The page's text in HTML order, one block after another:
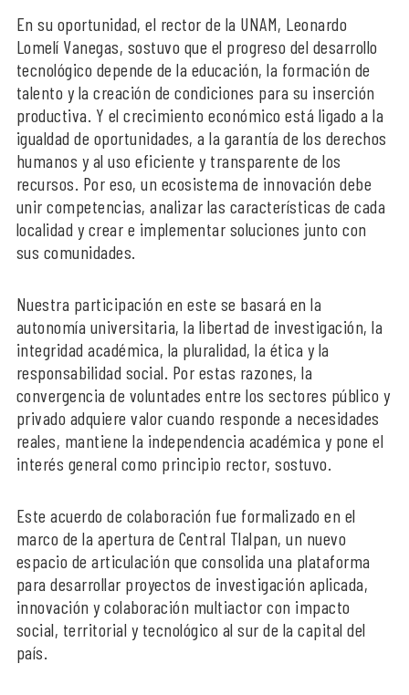
En su oportunidad, el rector de la UNAM, Leonardo
Lomelí Vanegas, sostuvo que el progreso del desarrollo
tecnológico depende de la educación, la formación de
talento y la creación de condiciones para su inserción
productiva. Y el crecimiento económico está ligado a la
igualdad de oportunidades, a la garantía de los derechos
humanos y al uso eficiente y transparente de los
recursos. Por eso, un ecosistema de innovación debe
unir competencias, analizar las características de cada
localidad y crear e implementar soluciones junto con
sus comunidades.
Nuestra participación en este se basará en la
autonomía universitaria, la libertad de investigación, la
integridad académica, la pluralidad, la ética y la
responsabilidad social. Por estas razones, la
convergencia de voluntades entre los sectores público y
privado adquiere valor cuando responde a necesidades
reales, mantiene la independencia académica y pone el
interés general como principio rector, sostuvo.
Este acuerdo de colaboración fue formalizado en el
marco de la apertura de Central Tlalpan, un nuevo
espacio de articulación que consolida una plataforma
para desarrollar proyectos de investigación aplicada,
innovación y colaboración multiactor con impacto
social, territorial y tecnológico al sur de la capital del
país.